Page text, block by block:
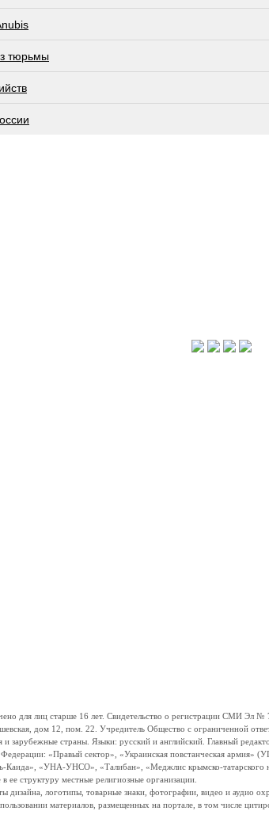
тюрьмы
лиц старше 16 лет. Свидетельство о регистрации СМИ Эл
дом 12, пом. 22. Учредитель Общество с ограниченной
зарубежные страны. Языки: русский и английский. Главный
Федерации: «Правый сектор», «Украинская повстанческая
«УНА-УНСО», «Талибан», «Меджлис крымско-татарского
ее структуру местные религиозные организации.
дизайна, логотипы, товарные знаки, фотографии, видео и аудио
материалов, размещенных на портале, в том числе